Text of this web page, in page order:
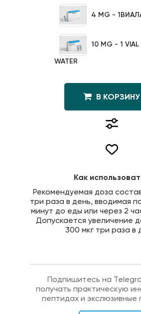
4 MG -
10 MG - 1 VIAL
WATER
В КОРЗИНУ
Как
Рекомендуемая доза
три раза в день, вводимая
минут до еды или через 2
Допускается увеличение
300 мкг три раза в
Подпишитесь на
получать практическую
пептидах и экслюзивные